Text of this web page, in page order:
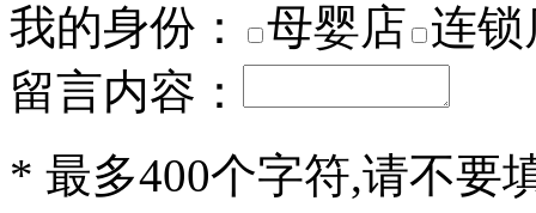
我的身份： 母婴店 连锁
留言内容：
* 最多400个字符,请不要